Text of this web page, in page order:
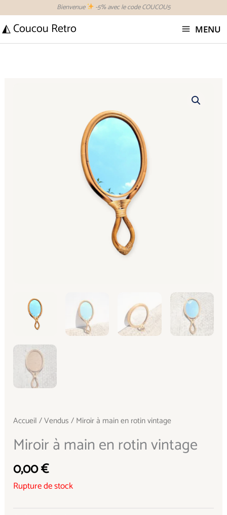
contenu
Bienvenue -5% avec le code COUCOU5
◭ Coucou Retro MENU
Accueil /Vendus / Miroir à main en rotin vintage
Miroir à main en rotin vintage
0,00€
Rupture de stock